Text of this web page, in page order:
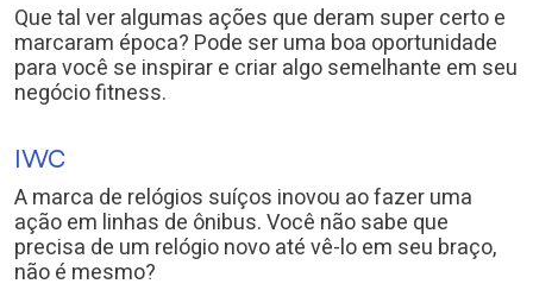
Que tal ver algumas ações que deram super certo e
marcaram época? Pode ser uma boa oportunidade
para você se inspirar e criar algo semelhante em seu
negócio fitness.
IWC
A marca de relógios suíços inovou ao fazer uma
ação em linhas de ônibus. Você não sabe que
precisa de um relógio novo até vê-lo em seu braço,
não é mesmo?